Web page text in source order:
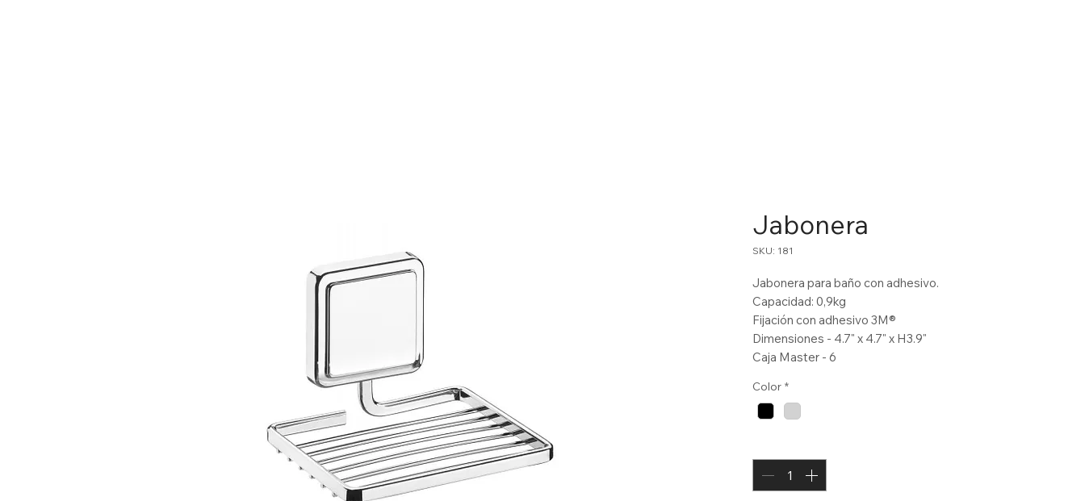
Jabonera
SKU: 181
Jabonera para baño con adhesivo.
Capacidad: 0,9kg
Fijación con adhesivo 3M®
Dimensiones - 4.7" x 4.7" x H3.9"
Caja Master - 6
Color *